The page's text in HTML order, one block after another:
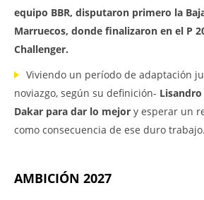
equipo BBR, disputaron primero la
Marruecos, donde finalizaron en el P
Challenger.
Viviendo un período de adaptación
noviazgo, según su definición-
Dakar para dar lo mejor y esperar un
como consecuencia de ese duro trabajo.
AMBICIÓN 2027